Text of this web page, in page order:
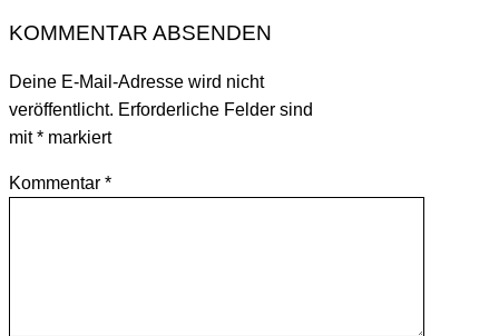
KOMMENTAR ABSENDEN
Deine E-Mail-Adresse wird nicht
veröffentlicht. Erforderliche Felder sind
mit* markiert
Kommentar *